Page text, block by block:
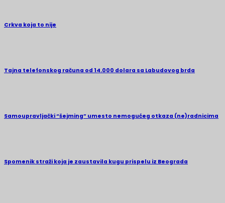
Crkva koja to nije
Tajna telefonskog računa od 14.000 dolara sa Labudovog brda
Samoupravljački “šejming” umesto nemogućeg otkaza (ne)radnicima
Spomenik straži koja je zaustavila kugu prispelu iz Beograda